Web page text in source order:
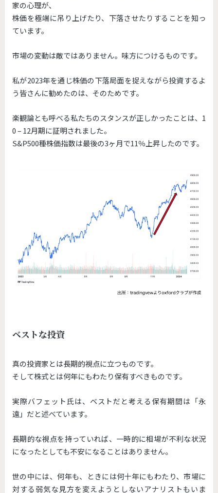
家の心理が、
株価を極端に吊り上げたり、下落させたりすることを知っ
ています。
市場の変動は敵ではありません。味方につけるものです。
私が2023年を通じ株価の下落局面を捉えながら投資するよ
う皆さんに勧めたのは、そのためです。
楽観論とも呼べる私たちのスタンスが正しかったことは、1
0 – 12月期に証明されました。
S&P500種株価指数は最後の3ヶ月で11％上昇したのです。
ベストな投資
真の投資家とは長期的視点に立つものです。
そして株式とは何年にもわたり保有すべきものです。
実際バフェット氏は、ベストだと考える保有期間は「永
遠」だと述べています。
長期的な視点を持っていれば、一時的に相場が不利な状況
になったとしても不安になることはありません。
世の中には、何年も、ときには何十年にもわたり、市場に
対する弱気な見方を変えようとしないアナリストもいま